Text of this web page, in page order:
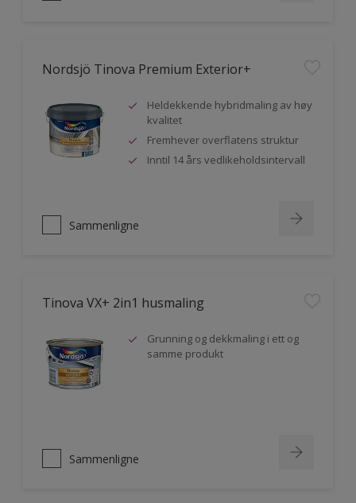
Nordsjö Tinova Premium Exterior+
Heldekkende hybridmaling av høy
kvalitet
Fremhever overflatens struktur
Inntil 14 års vedlikeholdsintervall
Sammenligne
Tinova VX+ 2in1 husmaling
Grunning og dekkmaling i ett og
samme produkt
Sammenligne